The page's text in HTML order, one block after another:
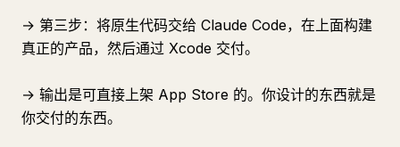
→ 第三步：将原生代码交给 Claude Code，在上面构建
真正的产品，然后通过 Xcode 交付。
→ 输出是可直接上架 App Store 的。你设计的东西就是
你交付的东西。